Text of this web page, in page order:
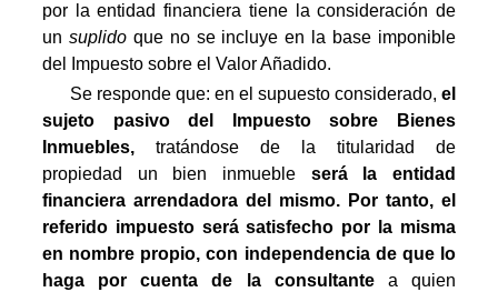
por la entidad financiera tiene la consideración de
un suplidoque no se incluye en la base imponible
del Impuesto sobre el Valor Añadido.
Se responde que: en el supuesto considerado, el
sujeto pasivo del Impuesto sobre Bienes
Inmuebles, tratándose de la titularidad de
propiedad un bien inmueble será la entidad
financiera arrendadora del mismo. Por tanto, el
referido impuesto será satisfecho por la misma
en nombre propio, con independencia de que lo
haga por cuenta de la consultante a quien